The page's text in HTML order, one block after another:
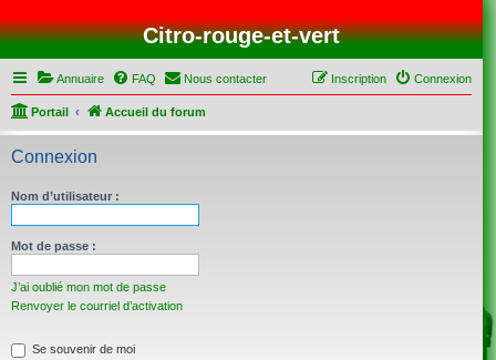
Citro-rouge-et-vert
Annuaire FAQ Nous contacter Connexion
Inscription
Portail Accueil du forum
Connexion
Nom d’utilisateur :
Mot de passe :
J’ai oublié mon mot de passe
Renvoyer le courriel d’activation
Se souvenir de moi